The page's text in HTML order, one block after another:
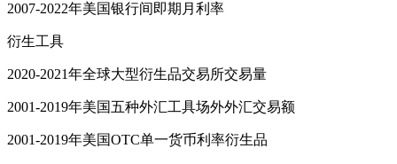
2007-2022年美国银行间即期月利率
衍生工具
2020-2021年全球大型衍生品交易所交易量
2001-2019年美国五种外汇工具场外外汇交易额
2001-2019年美国OTC单一货币利率衍生品